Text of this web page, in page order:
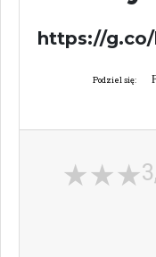
https://
Podziel się: